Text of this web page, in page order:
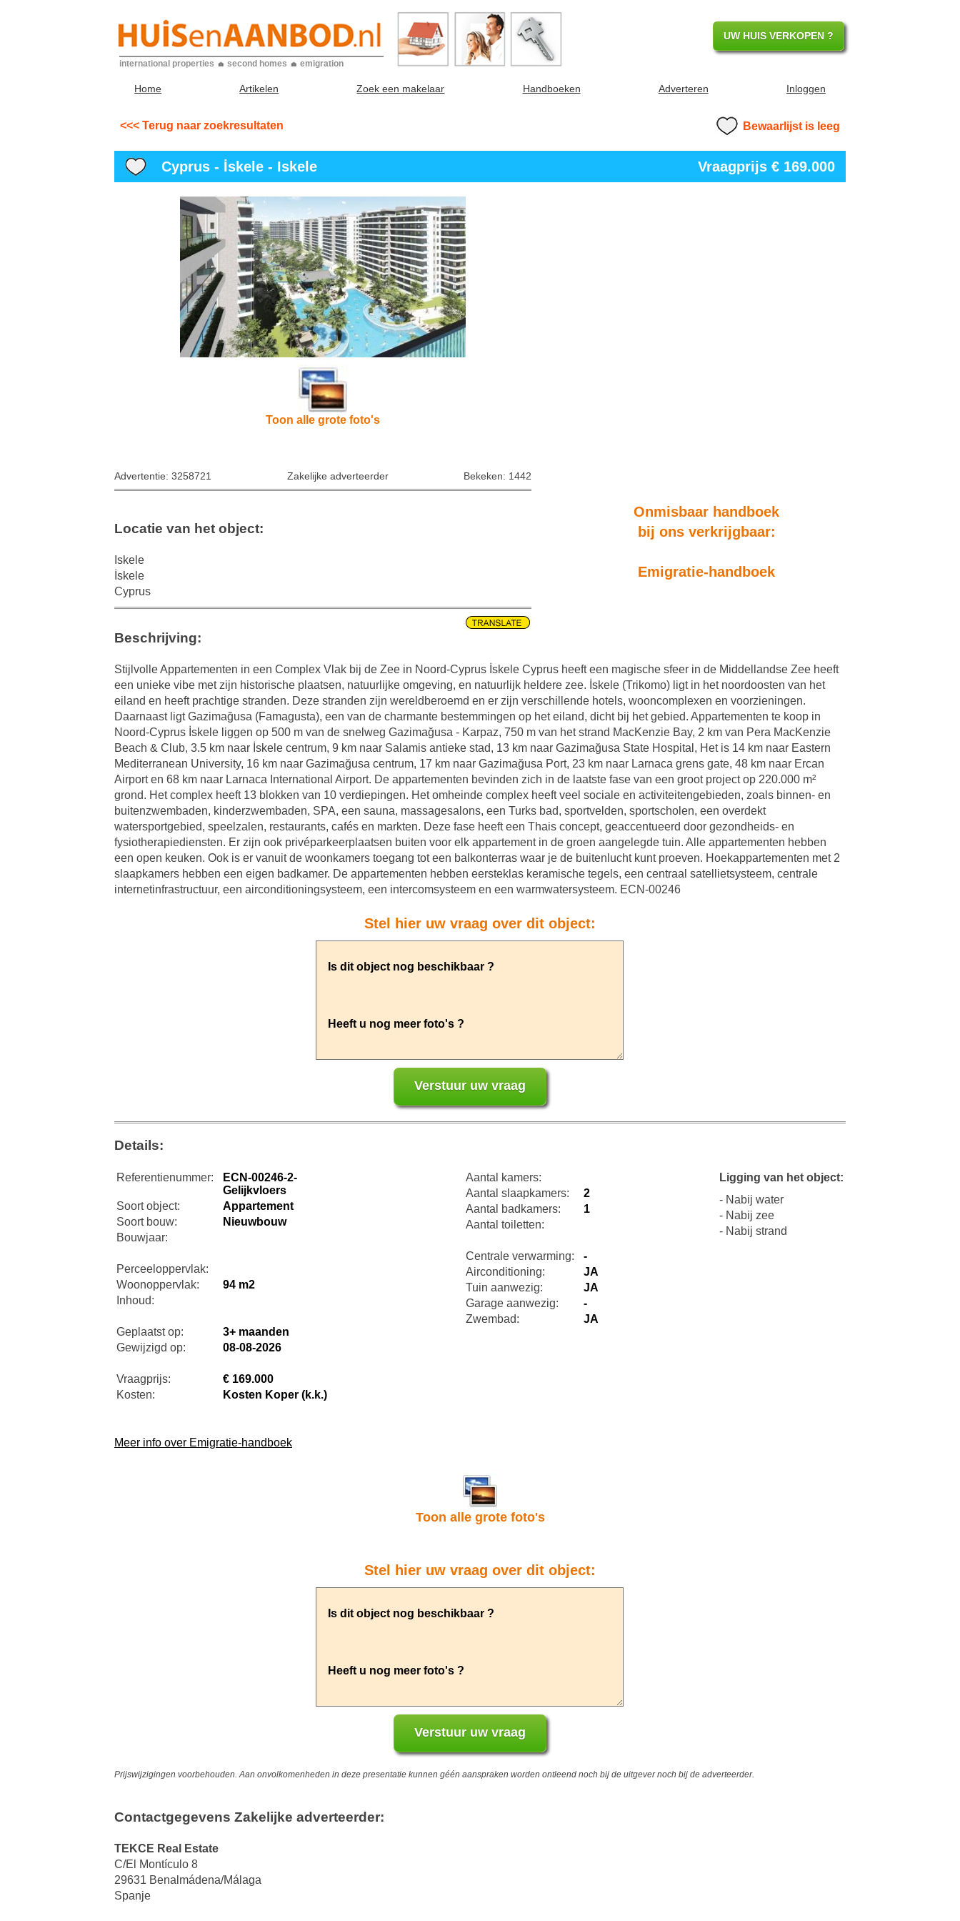
international properties second homes emigration
UW HUIS VERKOPEN ?
Home Artikelen Zoek een makelaar Handboeken Adverteren Inloggen
<<< Terug naar zoekresultaten Bewaarlijst is leeg
Cyprus - İskele - Iskele Vraagprijs € 169.000
Toon alle grote foto's
Advertentie: 3258721 Zakelijke adverteerder Bekeken: 1442
Onmisbaar handboek
bij ons verkrijgbaar:
Emigratie-handboek
Locatie van het object:
Iskele
İskele
Cyprus
Beschrijving:
Stijlvolle Appartementen in een Complex Vlak bij de Zee in Noord-Cyprus İskele Cyprus heeft een magische sfeer in de Middellandse Zee heeft
een unieke vibe met zijn historische plaatsen, natuurlijke omgeving, en natuurlijk heldere zee. İskele (Trikomo) ligt in het noordoosten van het
eiland en heeft prachtige stranden. Deze stranden zijn wereldberoemd en er zijn verschillende hotels, wooncomplexen en voorzieningen.
Daarnaast ligt Gazimağusa (Famagusta), een van de charmante bestemmingen op het eiland, dicht bij het gebied. Appartementen te koop in
Noord-Cyprus İskele liggen op 500 m van de snelweg Gazimağusa - Karpaz, 750 m van het strand MacKenzie Bay, 2 km van Pera MacKenzie
Beach & Club, 3.5 km naar İskele centrum, 9 km naar Salamis antieke stad, 13 km naar Gazimağusa State Hospital, Het is 14 km naar Eastern
Mediterranean University, 16 km naar Gazimağusa centrum, 17 km naar Gazimağusa Port, 23 km naar Larnaca grens gate, 48 km naar Ercan
Airport en 68 km naar Larnaca International Airport. De appartementen bevinden zich in de laatste fase van een groot project op 220.000 m²
grond. Het complex heeft 13 blokken van 10 verdiepingen. Het omheinde complex heeft veel sociale en activiteitengebieden, zoals binnen- en
buitenzwembaden, kinderzwembaden, SPA, een sauna, massagesalons, een Turks bad, sportvelden, sportscholen, een overdekt
watersportgebied, speelzalen, restaurants, cafés en markten. Deze fase heeft een Thais concept, geaccentueerd door gezondheids- en
fysiotherapiediensten. Er zijn ook privéparkeerplaatsen buiten voor elk appartement in de groen aangelegde tuin. Alle appartementen hebben
een open keuken. Ook is er vanuit de woonkamers toegang tot een balkonterras waar je de buitenlucht kunt proeven. Hoekappartementen met 2
slaapkamers hebben een eigen badkamer. De appartementen hebben eersteklas keramische tegels, een centraal satellietsysteem, centrale
internetinfrastructuur, een airconditioningsysteem, een intercomsysteem en een warmwatersysteem. ECN-00246
Stel hier uw vraag over dit object:
Details:
Referentienummer:
ECN-00246-2-
Gelijkvloers
Soort object:
Appartement
Soort bouw:
Nieuwbouw
Bouwjaar:
Perceeloppervlak:
Woonoppervlak:
94 m2
Inhoud:
Geplaatst op:
3+ maanden
Gewijzigd op:
08-08-2026
Vraagprijs:
€ 169.000
Kosten:
Kosten Koper (k.k.)
Aantal kamers:
Aantal slaapkamers:
2
Aantal badkamers:
1
Aantal toiletten:
Centrale verwarming:
-
Airconditioning:
JA
Tuin aanwezig:
JA
Garage aanwezig:
-
Zwembad:
JA
Ligging van het object:
- Nabij water
- Nabij zee
- Nabij strand
Meer info over Emigratie-handboek
Toon alle grote foto's
Stel hier uw vraag over dit object:
Prijswijzigingen voorbehouden. Aan onvolkomenheden in deze presentatie kunnen géén aanspraken worden ontleend noch bij de uitgever noch bij de adverteerder.
Contactgegevens Zakelijke adverteerder:
TEKCE Real Estate
C/El Montículo 8
29631 Benalmádena/Málaga
Spanje